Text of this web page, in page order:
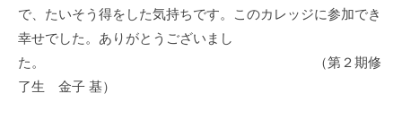
で、たいそう得をした気持ちです。このカレッジに参加でき
幸せでした。ありがとうございまし
た。 （第２期修
了生 金子 基）